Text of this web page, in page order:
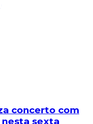
concerto com
sexta